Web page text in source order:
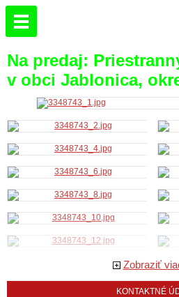
Na predaj:
v obci Jablonica,
Zobraziť
KONTAKTNÉ